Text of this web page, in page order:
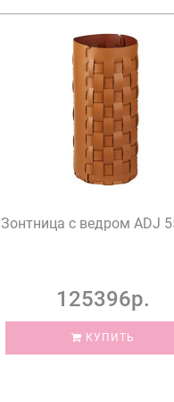
Зонтница с ведром ADJ
125396р.
КУПИТЬ